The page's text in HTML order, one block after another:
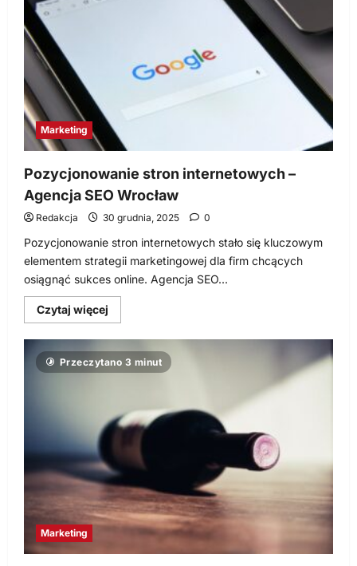
internetowej?
Marketing
Pozycjonowanie stron internetowych –
Agencja SEO Wrocław
Redakcja 30 grudnia, 2025 0
Pozycjonowanie stron internetowych stało się kluczowym
elementem strategii marketingowej dla firm chcących
osiągnąć sukces online. Agencja SEO...
Czytaj więcej
się
o
Pozycjonowanie
stron
internetowych
Wrocław
Przeczytano 3 minut
Marketing